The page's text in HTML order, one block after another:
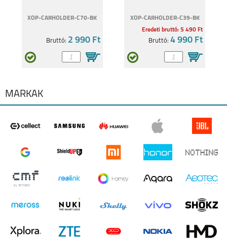
NOKIA 5.1 PLUS
NOKIA 2.1 NOKIA 7 PLUS
XOP-CARHOLDER-C70-BK
Bruttó: 2 990 Ft
XOP-CARHOLDER-C39-BK
Eredeti bruttó: 5 490 Ft
Bruttó:4 990 Ft
MÁRKÁK